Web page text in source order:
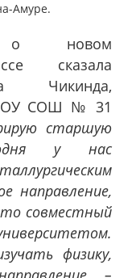
Амуре.
о новом
сказала
Чикинда,
МОУ СОШ № 31
старшую
у нас
направление,
совместный
физику,